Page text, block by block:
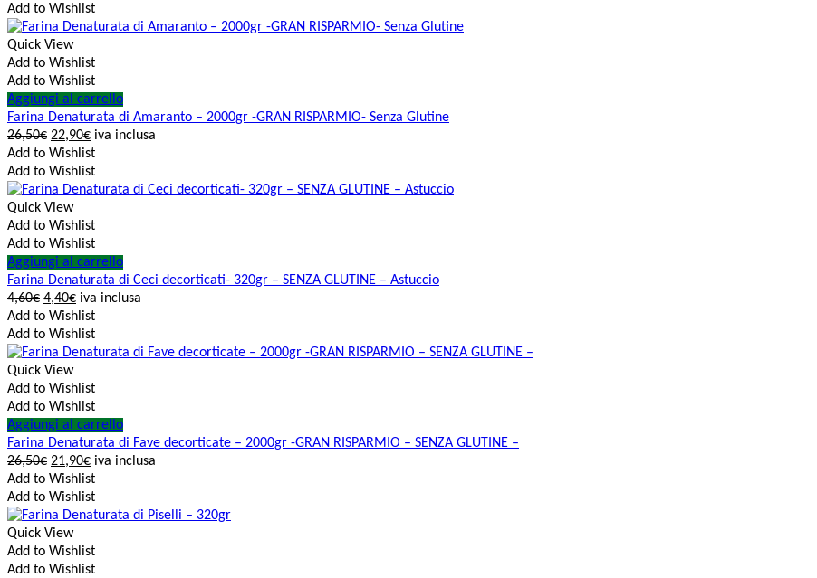
Add to Wishlist
Quick View
Add to Wishlist
Add to Wishlist
Aggiungi al carrello
Farina Denaturata di Amaranto – 2000gr -GRAN RISPARMIO- Senza Glutine
26,50€ 22,90€ iva inclusa
Add to Wishlist
Add to Wishlist
Quick View
Add to Wishlist
Add to Wishlist
Aggiungi al carrello
Farina Denaturata di Ceci decorticati- 320gr – SENZA GLUTINE – Astuccio
4,60€ 4,40€ iva inclusa
Add to Wishlist
Add to Wishlist
Quick View
Add to Wishlist
Add to Wishlist
Aggiungi al carrello
Farina Denaturata di Fave decorticate – 2000gr -GRAN RISPARMIO – SENZA GLUTINE –
26,50€ 21,90€ iva inclusa
Add to Wishlist
Add to Wishlist
Quick View
Add to Wishlist
Add to Wishlist